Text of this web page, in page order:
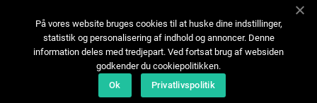
Kontakta oss
Sitemap
På vores website bruges cookies til at huske dine indstillinger,
statistik og personalisering af indhold og annoncer. Denne
information deles med tredjepart. Ved fortsat brug af websiden
godkender du cookiepolitikken.
Ok
Privatlivspolitik